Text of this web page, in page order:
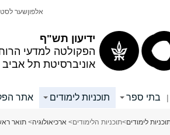
ידיעון תש"ף
הפקולטה למדעי
אוניברסיטת תל אביב
אלפוןשער
| בתי ספר תוכניות לימודים אתר
לימודים>תוכניות הלימודים> ארכיאולוגיה> תואר